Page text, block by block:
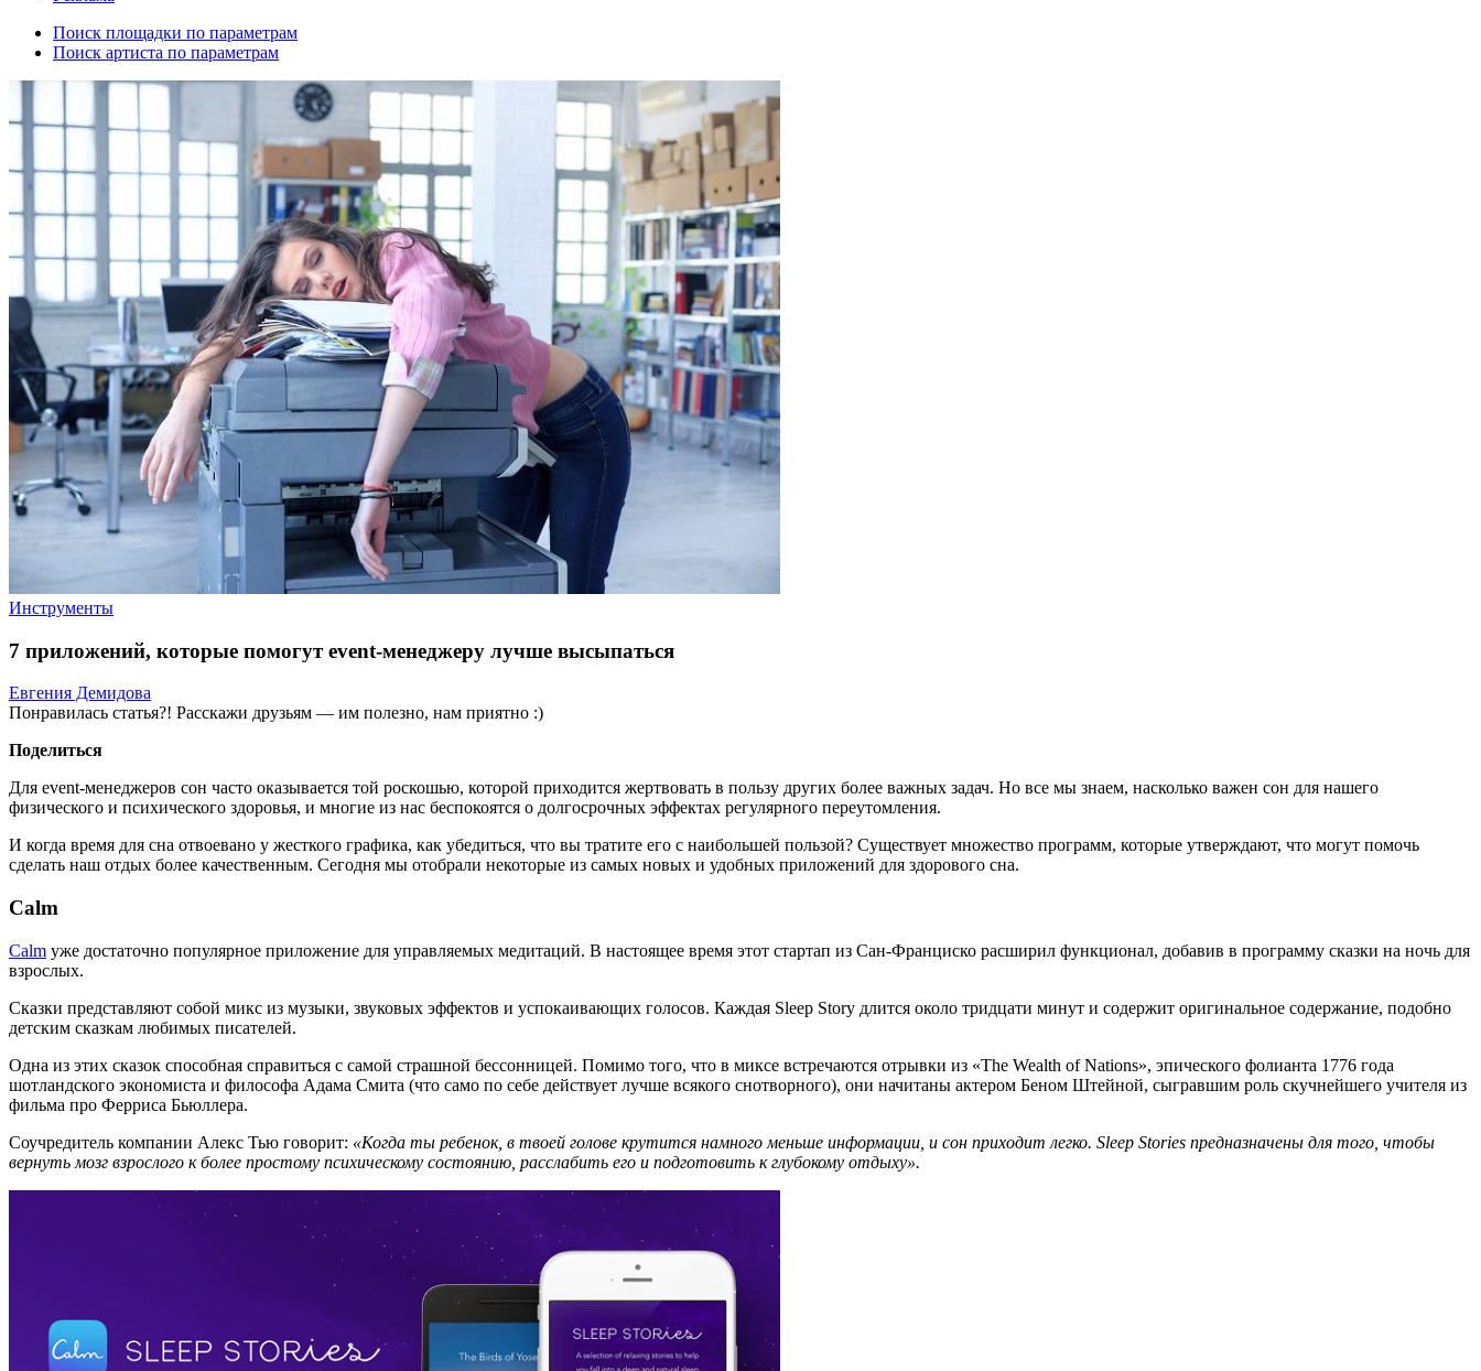
Поиск площадки по параметрам
Поиск артиста по параметрам
Инструменты
7 приложений, которые помогут event-менеджеру лучше высыпаться
Евгения Демидова
Понравилась статья?! Расскажи друзьям — им полезно, нам приятно :)
Поделиться
Для event-менеджеров сон часто оказывается той роскошью, которой приходится жертвовать в пользу других более важных задач. Но все мы знаем, насколько важен сон для нашего
физического и психического здоровья, и многие из нас беспокоятся о долгосрочных эффектах регулярного переутомления.
И когда время для сна отвоевано у жесткого графика, как убедиться, что вы тратите его с наибольшей пользой? Существует множество программ, которые утверждают, что могут помочь
сделать наш отдых более качественным. Сегодня мы отобрали некоторые из самых новых и удобных приложений для здорового сна.
Calm
Calm уже достаточно популярное приложение для управляемых медитаций. В настоящее время этот стартап из Сан-Франциско расширил функционал, добавив в программу сказки на ночь для
взрослых.
Сказки представляют собой микс из музыки, звуковых эффектов и успокаивающих голосов. Каждая Sleep Story длится около тридцати минут и содержит оригинальное содержание, подобно
детским сказкам любимых писателей.
Одна из этих сказок способная справиться с самой страшной бессонницей. Помимо того, что в миксе встречаются отрывки из «The Wealth of Nations», эпического фолианта 1776 года
шотландского экономиста и философа Адама Смита (что само по себе действует лучше всякого снотворного), они начитаны актером Беном Штейной, сыгравшим роль скучнейшего учителя из
фильма про Ферриса Бьюллера.
Соучредитель компании Алекс Тью говорит: «Когда ты ребенок, в твоей голове крутится намного меньше информации, и сон приходит легко. Sleep Stories предназначены для того, чтобы
вернуть мозг взрослого к более простому психическому состоянию, расслабить его и подготовить к глубокому отдыху».